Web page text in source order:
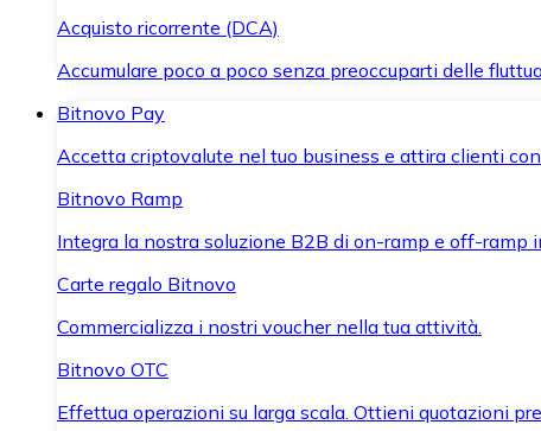
Acquisto ricorrente (DCA)
Accumulare poco a poco senza preoccuparti delle
Bitnovo Pay
Accetta criptovalute nel tuo business e attira clienti
Bitnovo Ramp
Integra la nostra soluzione B2B di on-ramp e off-ramp
Carte regalo Bitnovo
Commercializza i nostri voucher nella tua attività.
Bitnovo OTC
Effettua operazioni su larga scala. Ottieni quotazioni